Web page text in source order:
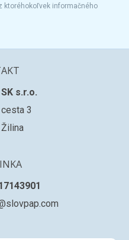
ktoréhokoľvek informačného
s.r.o.
3